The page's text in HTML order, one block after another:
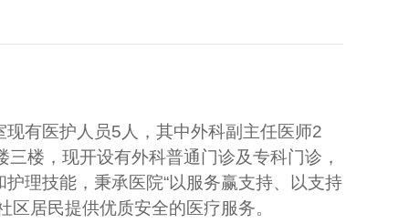
有医护人员5人，其中外科副主任医师2
楼，现开设有外科普通门诊及专科门诊，
理技能，秉承医院“以服务赢支持、以支持
居民提供优质安全的医疗服务。